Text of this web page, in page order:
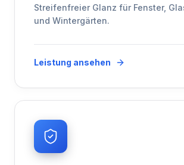
Streifenfreier Glanz für Fenster,
und Wintergärten.
Leistung ansehen